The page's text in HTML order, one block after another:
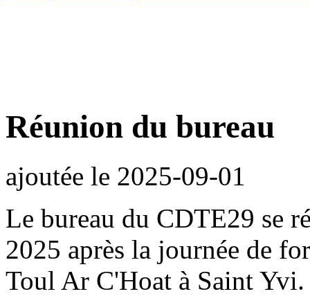
Réunion du bureau
ajoutée le 2025-09-01
Le bureau du CDTE29 se
2025 après la journée de
Toul Ar C'Hoat à Saint Yvi.